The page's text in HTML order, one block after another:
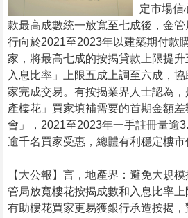
冊
關
於
我
們
定市場信
款最高成數統一放寬至七成後，金
行向於2021至2023年以建築期付款
家，將最高七成的按揭貸款上限提
入息比率」上限五成上調至六成，
家完成交易。有按揭業界人士認為
產樓花」買家填補需要的首期金額
會」，2021至2023年一手註冊量逾
逾千名買家受惠，總體有利穩定樓市
【大公報】言，地產界：避免大規
管局放寬樓花按揭成數和入息比率
有助樓花買家更易獲銀行承造按揭